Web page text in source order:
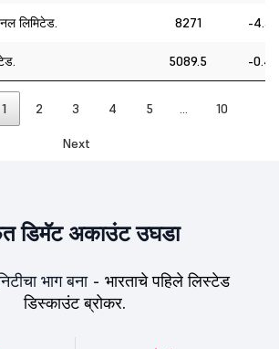
लिमिटेड. 8271 -4.38
5089.5 -0.45
1 2 3 4 5 10
Next
डिमॅट अकाउंट उघडा
भाग बना - भारताचे पहिले लिस्टेड
डिस्काउंट ब्रोकर.